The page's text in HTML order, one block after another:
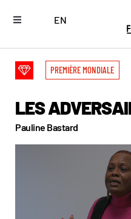
EN
PREMIÈRE MONDIALE
LES
Pauline Bastard